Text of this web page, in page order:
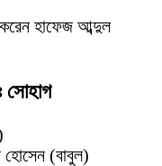
হাফেজ আব্দুল
হোসেন (বাবুল)